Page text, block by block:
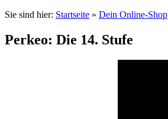
Sie sind hier: Startseite » Dein Online-Shop
Perkeo: Die 14. Stufe